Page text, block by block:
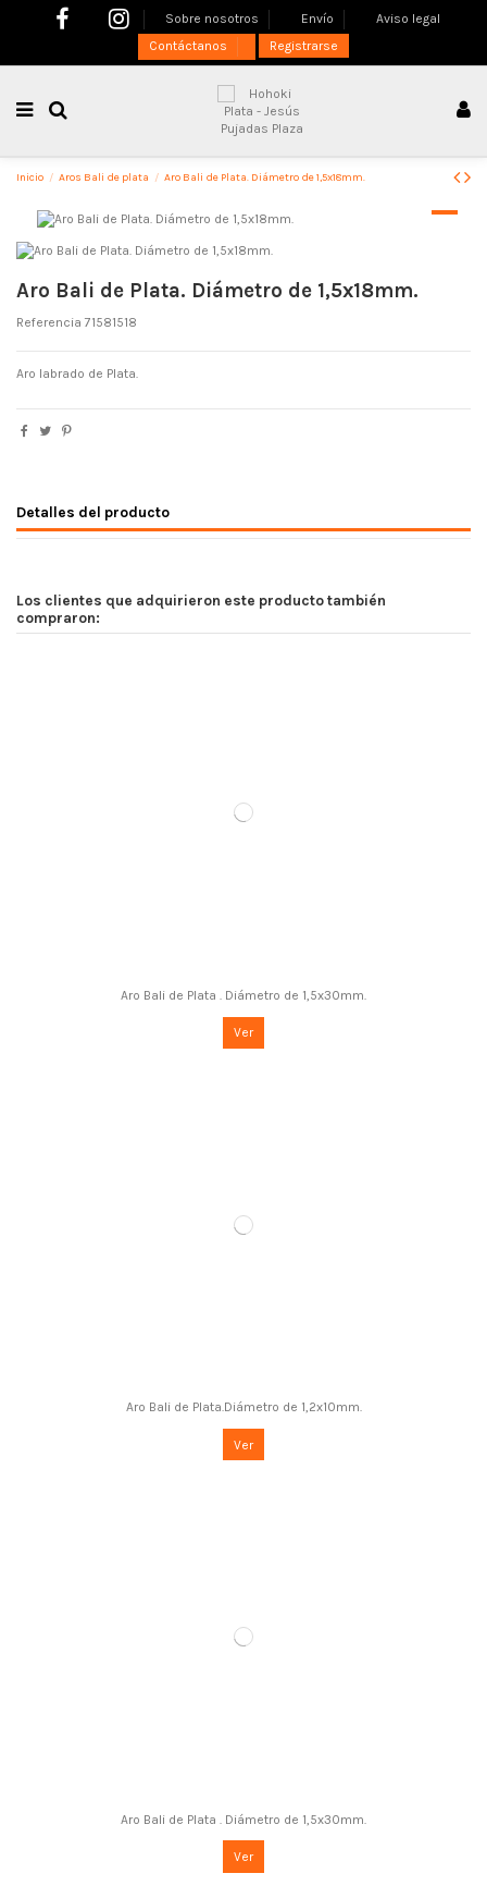
Sobre nosotros Envío
Aviso legal
Contáctanos
Registrarse
Inicio Aros Bali de plata Aro Bali de Plata. Diámetro de 1,5x18mm.
Aro Bali de Plata. Diámetro de 1,5x18mm.
Referencia 71581518
Aro labrado de Plata.
Detalles del producto
Los clientes que adquirieron este producto también
compraron:
Aro Bali de Plata . Diámetro de 1,5x30mm.
Ver
Aro Bali de Plata.Diámetro de 1,2x10mm.
Ver
Aro Bali de Plata . Diámetro de 1,5x30mm.
Ver